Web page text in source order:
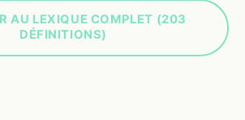
AU LEXIQUE COMPLET (203
DÉFINITIONS)